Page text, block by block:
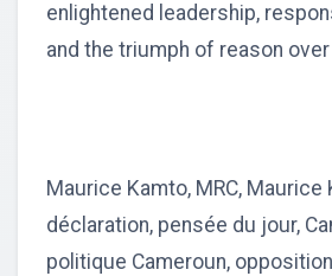
enlightened leadership,
and the triumph of reason
Maurice Kamto, MRC, Maurice
déclaration, pensée du jour,
politique Cameroun,